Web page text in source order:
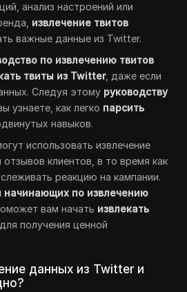
анализ настроений или
извлечение твитов
важные данные из Twitter.
по извлечению твитов
твиты из Twitter, даже если
Следуя этому руководству
вы узнаете, как легко парсить
навыков.
использовать извлечение
клиентов, в то время как
реакцию на кампании.
начинающих по извлечению
вам начать извлекать
для получения ценной
данных из Twitter и